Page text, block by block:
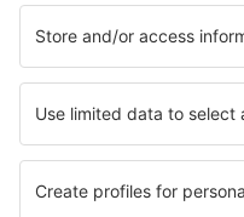
Verblijf
Vlucht+hotel
Hotels
Transfers